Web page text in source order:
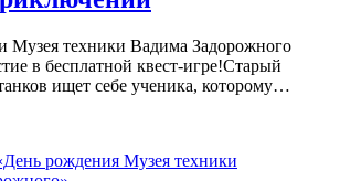
Музея техники Вадима Задорожного
в бесплатной квест-игре!Старый
ищет себе ученика, которому…